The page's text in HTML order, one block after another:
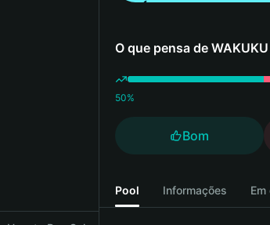
O que pensa de
50%
Bom
Pool Informações